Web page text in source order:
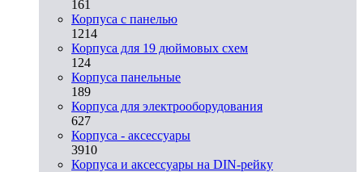
161
Корпуса с панелью
1214
Корпуса для 19 дюймовых схем
124
Корпуса панельные
189
Корпуса для электрооборудования
627
Корпуса - аксессуары
3910
Корпуса и аксессуары на DIN-рейку